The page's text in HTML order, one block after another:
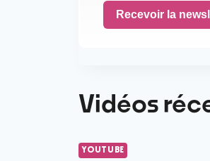
Recevoir la
Vidéos
YOUTUBE